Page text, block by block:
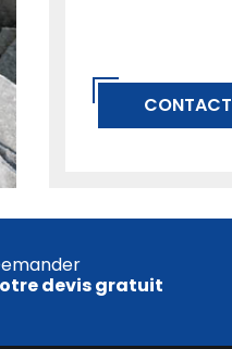
CONTACT
devis gratuit